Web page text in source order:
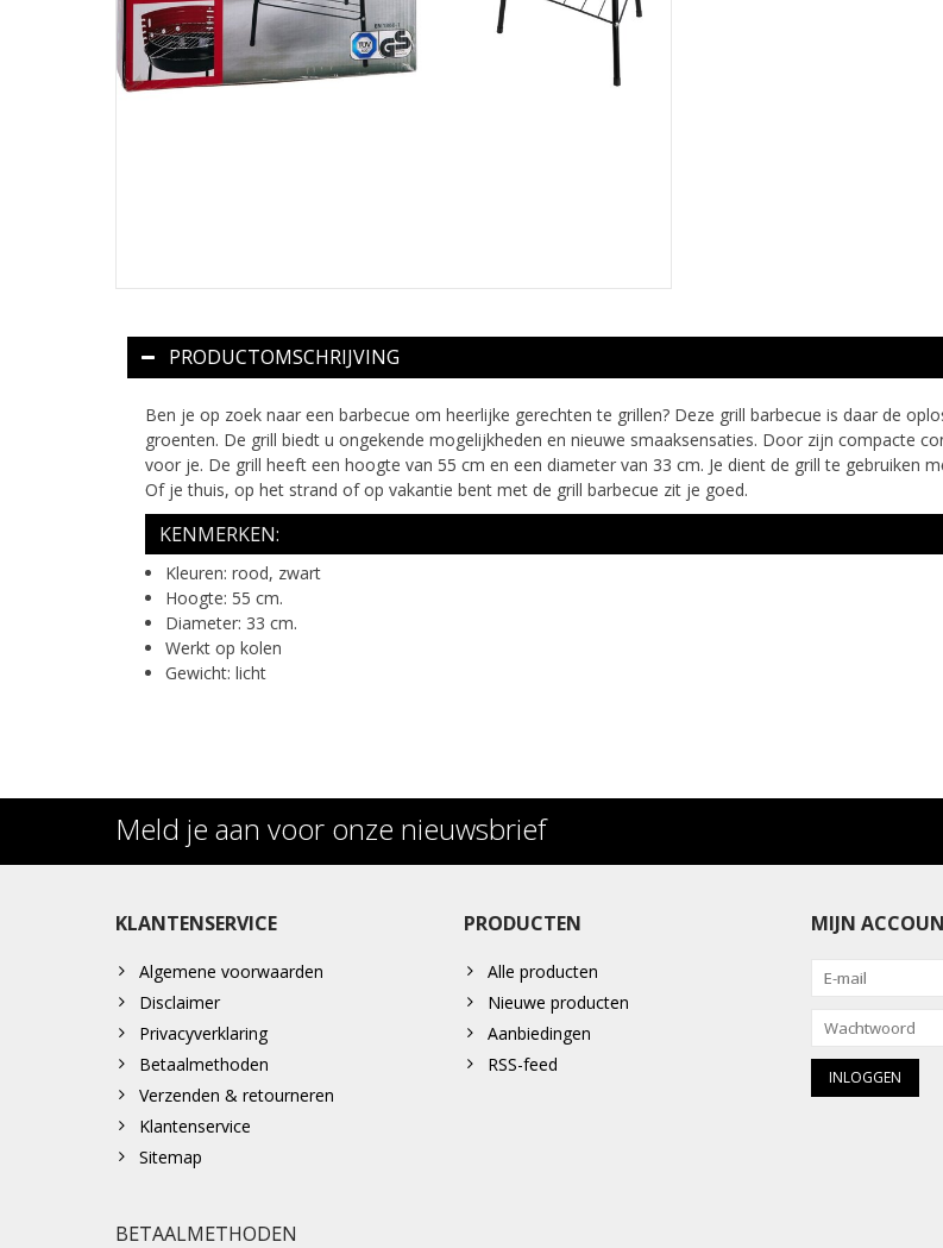
PRODUCTOMSCHRIJVING
Ben je op zoek naar een barbecue om heerlijke gerechten te grillen? Deze grill barbecue is daar de
groenten. De grill biedt u ongekende mogelijkheden en nieuwe smaaksensaties. Door zijn compacte
voor je. De grill heeft een hoogte van 55 cm en een diameter van 33 cm. Je dient de grill te gebruiken
Of je thuis, op het strand of op vakantie bent met de grill barbecue zit je goed.
KENMERKEN:
Kleuren: rood, zwart
Hoogte: 55 cm.
Diameter: 33 cm.
Werkt op kolen
Gewicht: licht
Meld je aan voor onze nieuwsbrief
KLANTENSERVICE
Algemene voorwaarden
Disclaimer
Privacyverklaring
Betaalmethoden
Verzenden & retourneren
Klantenservice
Sitemap
PRODUCTEN
Alle producten
Nieuwe producten
Aanbiedingen
RSS-feed
MIJN
BETAALMETHODEN